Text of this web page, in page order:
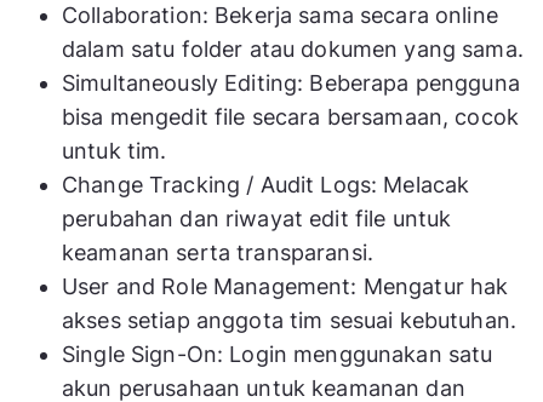
Collaboration: Bekerja sama secara online
dalam satu folder atau dokumen yang sama.
Simultaneously Editing: Beberapa pengguna
bisa mengedit file secara bersamaan, cocok
untuk tim.
Change Tracking / Audit Logs: Melacak
perubahan dan riwayat edit file untuk
keamanan serta transparansi.
User and Role Management: Mengatur hak
akses setiap anggota tim sesuai kebutuhan.
Single Sign-On: Login menggunakan satu
akun perusahaan untuk keamanan dan